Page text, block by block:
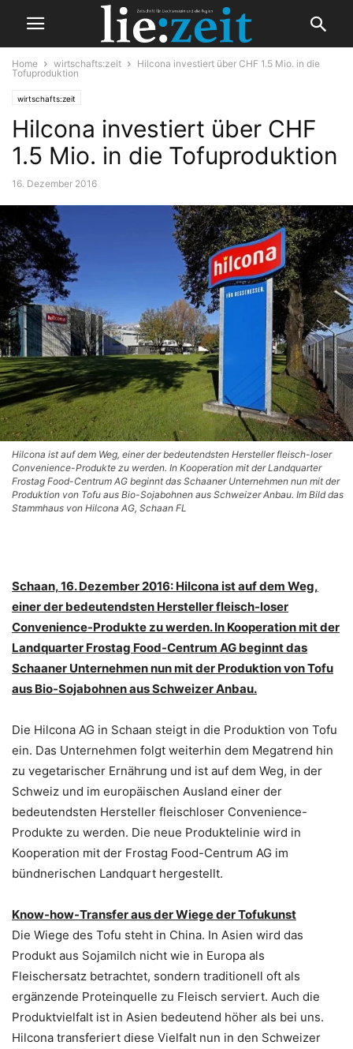
Home wirtschafts:zeit
Hilcona investiert über CHF 1.5 Mio. in die
Tofuproduktion
wirtschafts:zeit
Hilcona investiert über CHF
1.5 Mio. in die Tofuproduktion
16. Dezember 2016
Hilcona ist auf dem Weg, einer der bedeutendsten Hersteller fleisch-loser
Convenience-Produkte zu werden. In Kooperation mit der Landquarter
Frostag Food-Centrum AG beginnt das Schaaner Unternehmen nun mit der
Produktion von Tofu aus Bio-Sojabohnen aus Schweizer Anbau. Im Bild das
Stammhaus von Hilcona AG, Schaan FL
Schaan, 16. Dezember 2016: Hilcona ist auf dem Weg,
einer der bedeutendsten Hersteller fleisch-loser
Convenience-Produkte zu werden. In Kooperation mit der
Landquarter Frostag Food-Centrum AG beginnt das
Schaaner Unternehmen nun mit der Produktion von Tofu
aus Bio-Sojabohnen aus Schweizer Anbau.
Die Hilcona AG in Schaan steigt in die Produktion von Tofu
ein. Das Unternehmen folgt weiterhin dem Megatrend hin
zu vegetarischer Ernährung und ist auf dem Weg, in der
Schweiz und im europäischen Ausland einer der
bedeutendsten Hersteller fleischloser Convenience-
Produkte zu werden. Die neue Produktelinie wird in
Kooperation mit der Frostag Food-Centrum AG im
bündnerischen Landquart hergestellt.
Know-how-Transfer aus der Wiege der Tofukunst
Die Wiege des Tofu steht in China. In Asien wird das
Produkt aus Sojamilch nicht wie in Europa als
Fleischersatz betrachtet, sondern traditionell oft als
ergänzende Proteinquelle zu Fleisch serviert. Auch die
Produktvielfalt ist in Asien bedeutend höher als bei uns.
Hilcona transferiert diese Vielfalt nun in den Schweizer